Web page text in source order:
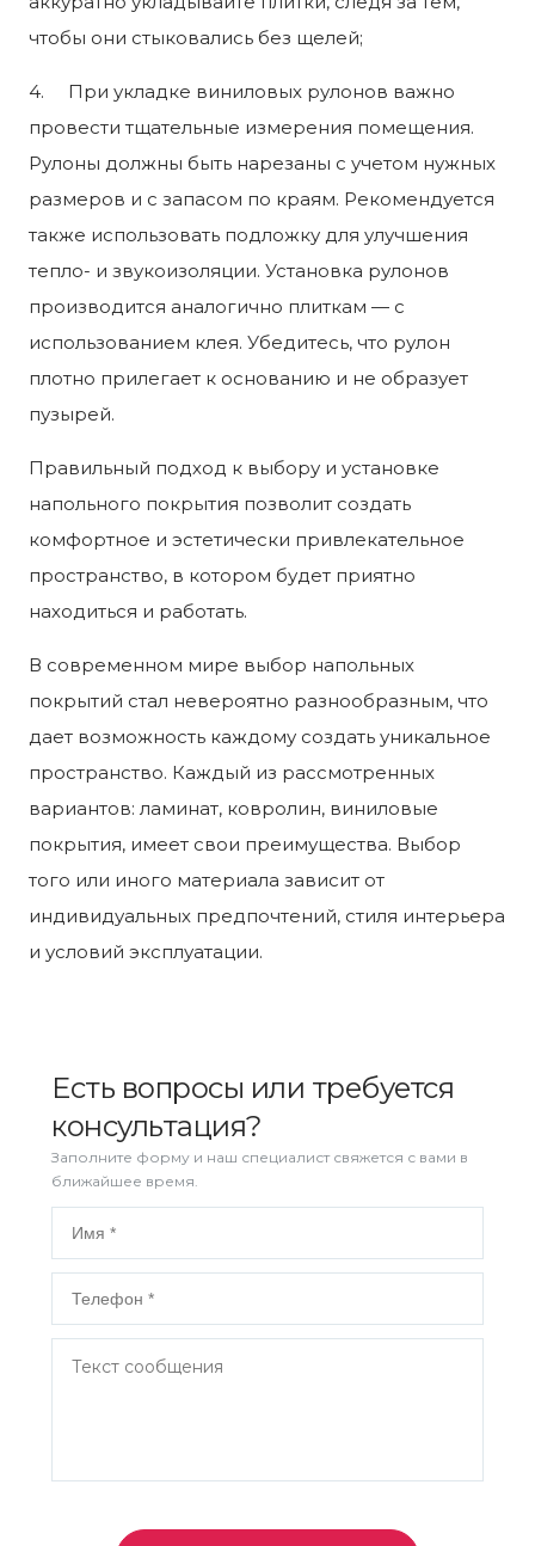
чтобы они стыковались без щелей;
4. При укладке виниловых рулонов важно
провести тщательные измерения помещения.
Рулоны должны быть нарезаны с учетом нужных
размеров и с запасом по краям. Рекомендуется
также использовать подложку для улучшения
тепло- и звукоизоляции. Установка рулонов
производится аналогично плиткам — с
использованием клея. Убедитесь, что рулон
плотно прилегает к основанию и не образует
пузырей.
Правильный подход к выбору и установке
напольного покрытия позволит создать
комфортное и эстетически привлекательное
пространство, в котором будет приятно
находиться и работать.
В современном мире выбор напольных
покрытий стал невероятно разнообразным, что
дает возможность каждому создать уникальное
пространство. Каждый из рассмотренных
вариантов: ламинат, ковролин, виниловые
покрытия, имеет свои преимущества. Выбор
того или иного материала зависит от
индивидуальных предпочтений, стиля интерьера
и условий эксплуатации.
Есть вопросы или требуется
консультация?
Заполните форму и наш специалист свяжется с вами в
ближайшее время.